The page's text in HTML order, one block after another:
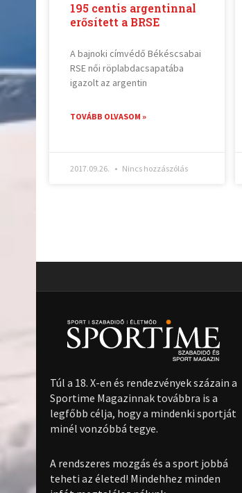
195 centis argentinnal
erősített a BRSE
A bajnoki címvédő Békéscsabai
RSE női röplabdacsapatába
igazolt az argentin
TOVÁBB OLVASOM »
2017.09.26. Nincs hozzászólás
Túl a 18. X-en és rendezvények százain a
Sportime Magazinnak továbbra is a
legfőbb célja, hogy a mindenki sportját
minél vonzóbbá tegye.
A rendszeres mozgás és a sport jobbá
teheti az életed! Mindehhez minden